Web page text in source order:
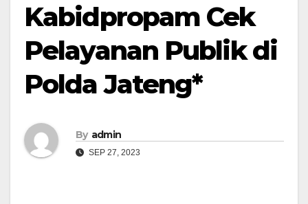
Kabidpropam Cek
Pelayanan Publik di
Polda Jateng*
By admin
SEP 27, 2023